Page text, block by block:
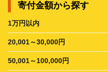
寄付金額から探す
1万円以内
20,001～30,000円
50,001～100,000円